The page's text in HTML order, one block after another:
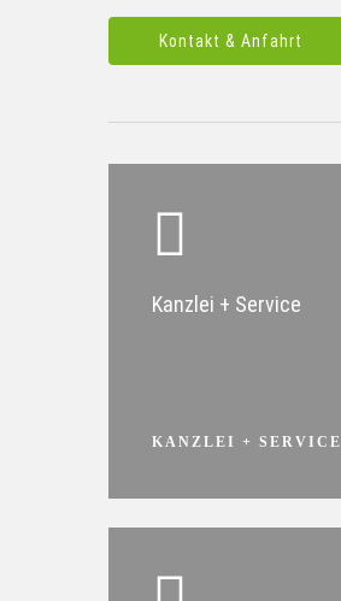
Kontakt & Anfahrt
Kanzlei + Service
KANZLEI + SERVICE